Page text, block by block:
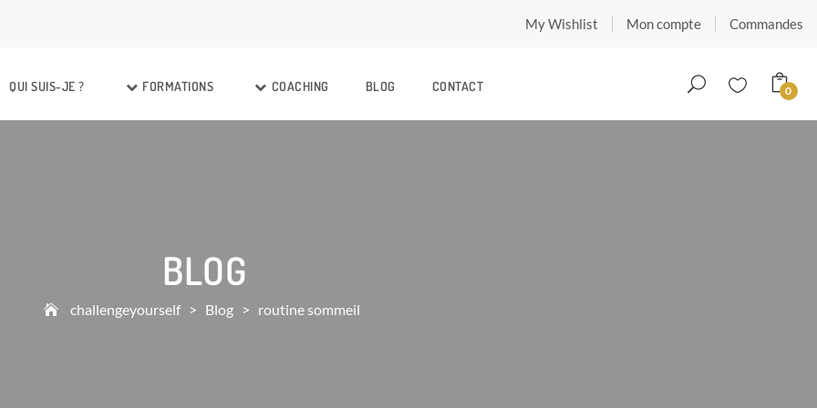
My Wishlist Mon compte Commandes
QUI SUIS-JE ? FORMATIONS COACHING BLOG CONTACT 0
BLOG
challengeyourself > Blog > routine sommeil